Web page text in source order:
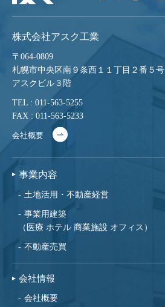
株式会社アスク工業
〒064-0809
札幌市中央区南９条西１１丁目２番５号
アスクビル３階
TEL : 011-563-5255
FAX : 011-563-5233
会社概要
事業内容
土地活用・不動産経営
事業用建築
（医療 ホテル 商業施設 オフィス）
不動産売買
会社情報
会社概要